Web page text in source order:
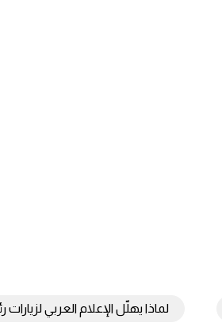
لماذا يهلّل الإعلام العربي لزيارات